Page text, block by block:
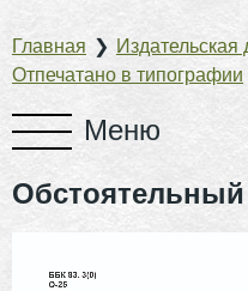
Главная ❯ Издательская
Отпечатано в типографии
Обстоятельный